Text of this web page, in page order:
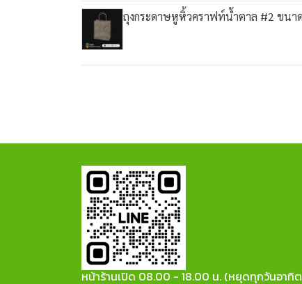
ถุงกระดาษหูหิ้วคราฟท์น้ำตาล #2 ขนา
หน้าร้านเปิด 08.00 - 18.00 น. (หยุดทุกวันอาทิ